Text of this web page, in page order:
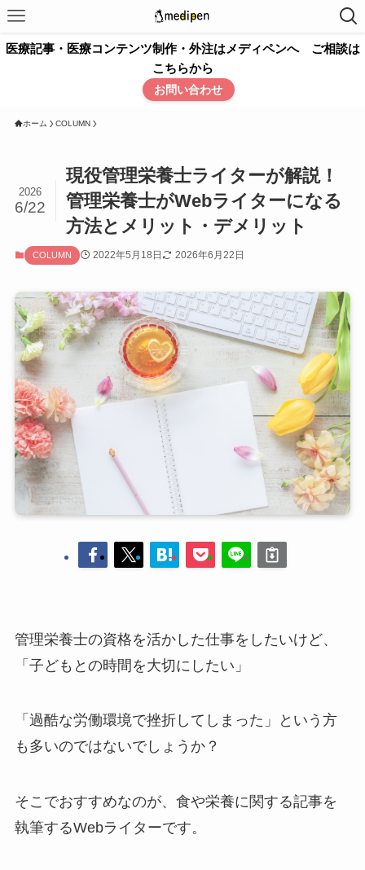
医療記事・医療コンテンツ制作・外注はメディペンへ ご相談は
こちらから
お問い合わせ
ホーム COLUMN
現役管理栄養士ライターが解説！
管理栄養士がWebライターになる
方法とメリット・デメリット
2026
6/22
COLUMN 2022年5月18日 2026年6月22日
管理栄養士の資格を活かした仕事をしたいけど、
「子どもとの時間を大切にしたい」
「過酷な労働環境で挫折してしまった」という方
も多いのではないでしょうか？
そこでおすすめなのが、食や栄養に関する記事を
執筆するWebライターです。